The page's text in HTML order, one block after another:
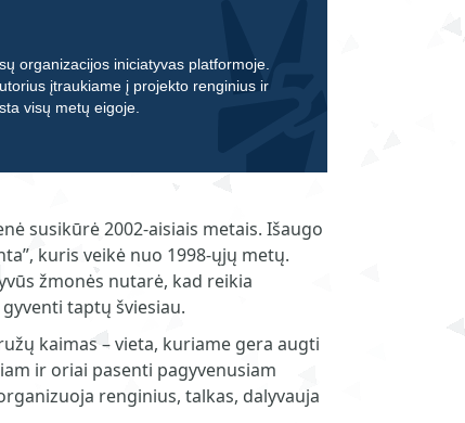
organizacijos iniciatyvas platformoje.
įtraukiame į projekto renginius ir
visų metų eigoje.
susikūrė 2002-aisiais metais. Išaugo
kuris veikė nuo 1998-ųjų metų.
žmonės nutarė, kad reikia
taptų šviesiau.
kaimas – vieta, kuriame gera augti
ir oriai pasenti pagyvenusiam
renginius, talkas, dalyvauja